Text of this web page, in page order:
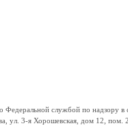
службой по надзору в
ул. 3-я Хорошевская, дом 12, пом.